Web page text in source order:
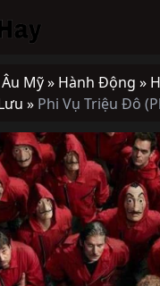
Âu Mỹ » Hành Động »
» Phi Vụ Triệu Đô